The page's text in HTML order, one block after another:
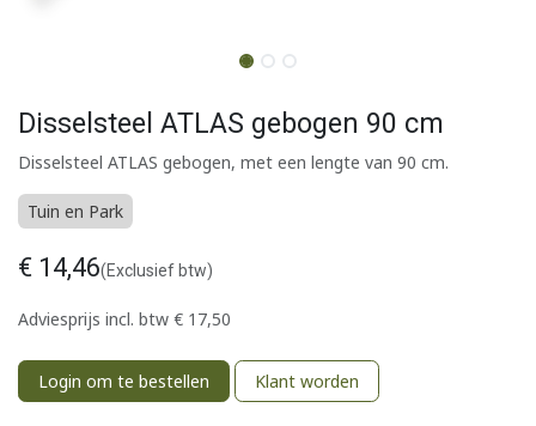
Disselsteel ATLAS gebogen 90 cm
Disselsteel ATLAS gebogen, met een lengte van 90 cm.
Tuin en Park
€ 14,46(Exclusief btw)
Adviesprijs incl. btw € 17,50
Login om te bestellen Klant worden